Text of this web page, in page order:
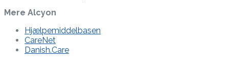
Mere Alcyon
Hjælpemiddelbasen
CareNet
Danish.Care